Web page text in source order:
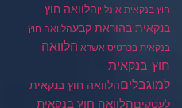
חוץ בנקאית אונלייןהלוואה חוץ
בנקאית בהוראת קבעהלוואה חוץ
בנקאית בכרטיס אשראיהלוואה
חוץ בנקאית
למוגבליםהלוואה חוץ בנקאית
לעסקיםהלוואה חוץ בנקאית